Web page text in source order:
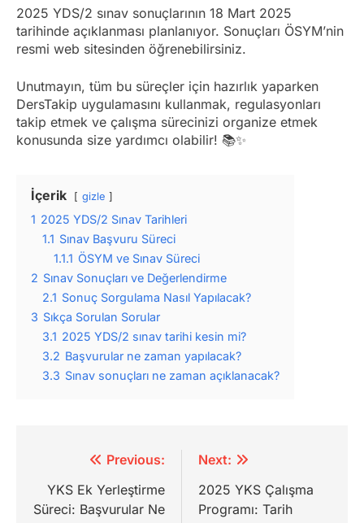
2025 YDS/2 sınav sonuçlarının 18 Mart 2025
tarihinde açıklanması planlanıyor. Sonuçları ÖSYM’nin
resmi web sitesinden öğrenebilirsiniz.
Unutmayın, tüm bu süreçler için hazırlık yaparken
DersTakip uygulamasını kullanmak, regulasyonları
takip etmek ve çalışma sürecinizi organize etmek
konusunda size yardımcı olabilir! 📚✨
İçerik gizle
1 2025 YDS/2 Sınav Tarihleri
1.1 Sınav Başvuru Süreci
1.1.1 ÖSYM ve Sınav Süreci
2 Sınav Sonuçları ve Değerlendirme
2.1 Sonuç Sorgulama Nasıl Yapılacak?
3 Sıkça Sorulan Sorular
3.1 2025 YDS/2 sınav tarihi kesin mi?
3.2 Başvurular ne zaman yapılacak?
3.3 Sınav sonuçları ne zaman açıklanacak?
gezinmesi
Previous:
YKS Ek Yerleştirme
Süreci: Başvurular Ne
Next:
2025 YKS Çalışma
Programı: Tarih